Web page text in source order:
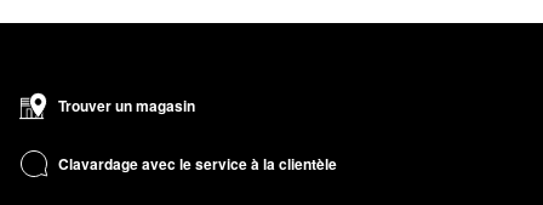
Trouver un magasin
Clavardage avec le service à la clientèle